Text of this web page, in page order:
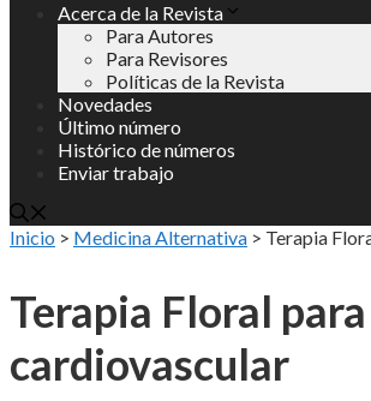
Acerca de la Revista
Para Autores
Para Revisores
Políticas de la Revista
Novedades
Último número
Histórico de números
Enviar trabajo
Inicio > Medicina Alternativa > Terapia
Terapia Floral
cardiovascular